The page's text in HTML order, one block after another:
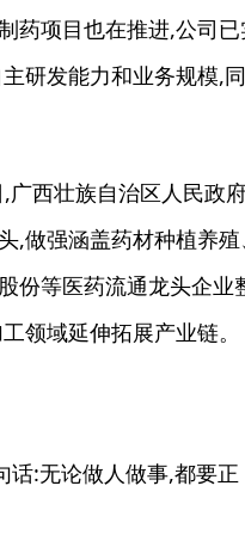
药项目也在推进,公司已
研发能力和业务规模,
西壮族自治区人民政
做强涵盖药材种植养殖
份等医药流通龙头企业
领域延伸拓展产业链。
:无论做人做事,都要正